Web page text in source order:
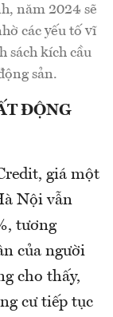
năm 2024 sẽ
các yếu tố vĩ
sách kích cầu
sản.
ĐỘNG
giá một
Nội vẫn
tương
của người
cho thấy,
cư tiếp tục